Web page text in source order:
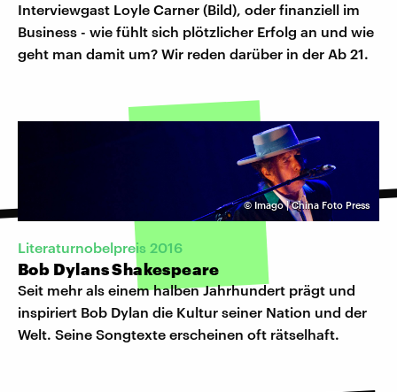
Interviewgast Loyle Carner (Bild), oder finanziell im
Business - wie fühlt sich plötzlicher Erfolg an und wie
geht man damit um? Wir reden darüber in der Ab 21.
©Imago | China Foto Press
Literaturnobelpreis 2016
Bob Dylans Shakespeare
Seit mehr als einem halben Jahrhundert prägt und
inspiriert Bob Dylan die Kultur seiner Nation und der
Welt. Seine Songtexte erscheinen oft rätselhaft.